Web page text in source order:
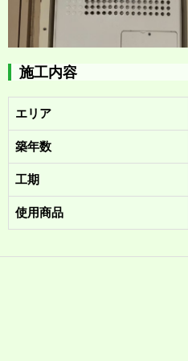
施工内容
エリア
築年数
工期
使用商品